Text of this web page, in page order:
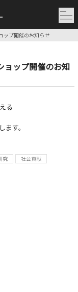
ップ開催のお知らせ
ョップ開催のお知
る
す。
究 社会貢献